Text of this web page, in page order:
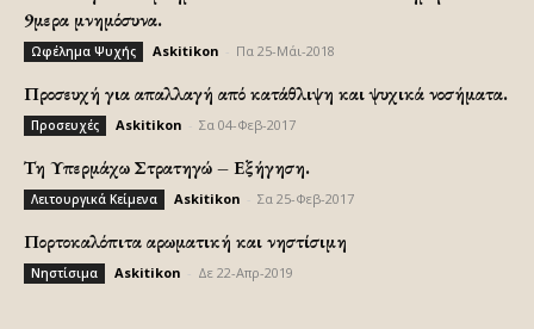
9μερα μνημόσυνα.
Ωφέλημα Ψυχής Askitikon Πα 25-Μάι-2018
Προσευχή για απαλλαγή από κατάθλιψη και ψυχικά νοσήματα.
Προσευχές Askitikon Σα 04-Φεβ-2017
Τη Υπερμάχω Στρατηγώ – Εξήγηση.
Λειτουργικά Κείμενα Askitikon Σα 25-Φεβ-2017
Πορτοκαλόπιτα αρωματική και νηστίσιμη
Νηστίσιμα Askitikon Δε 22-Απρ-2019